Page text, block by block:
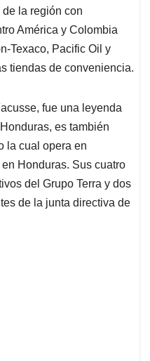
la región con
América y Colombia
Texaco, Pacific Oil y
tiendas de conveniencia.
fue una leyenda
es también
la cual opera en
Honduras. Sus cuatro
del Grupo Terra y dos
de la junta directiva de